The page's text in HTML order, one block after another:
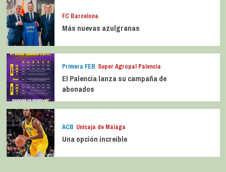
FC Barcelona
Más nuevas azulgranas
Primera FEB Super Agropal Palencia
El Palencia lanza su campaña de
abonados
ACB Unicaja de Málaga
Una opción increíble